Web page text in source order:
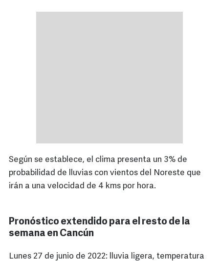
Según se establece, el clima presenta un 3% de
probabilidad de lluvias con vientos del Noreste que
irán a una velocidad de 4 kms por hora.
Pronóstico extendido para el resto de la
semana en Cancún
Lunes 27 de junio de 2022: lluvia ligera, temperatura